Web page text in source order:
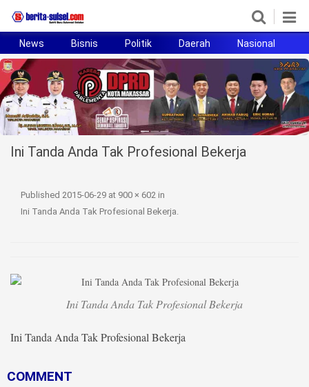
Home
News
Politik
Pendidikan
Bisnis
Life Style
Profil
Opini
News Bisnis Politik Daerah Nasional
Ini Tanda Anda Tak Profesional Bekerja
Published 2015-06-29 at 900 × 602 in
Ini Tanda Anda Tak Profesional Bekerja
Ini Tanda Anda Tak Profesional Bekerja
Ini Tanda Anda Tak Profesional Bekerja
COMMENT